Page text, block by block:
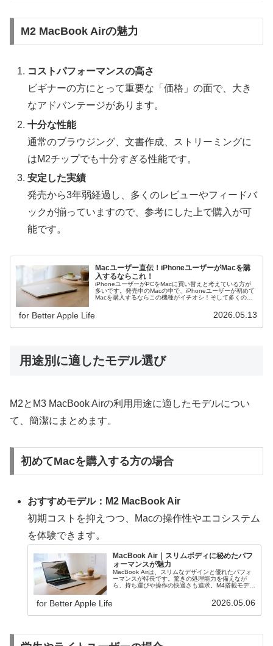
M2 MacBook Airの魅力
コストパフォーマンスの高さ
ビギナーの方にとって重要な「価格」の面で、大き
なアドバンテージがあります。
十分な性能
通常のブラウジング、文書作成、ストリーミングに
はM2チップでも十分すぎる性能です。
安定した実績
発売から3年弱経過し、多くのレビューやフィードバ
ックが揃っていますので、参考にした上で購入が可
能です。
Macユーザー直伝！iPhoneユーザーがMacを購
入するならこれ！
iPhoneユーザーがPCをMacに買い替えと考えている方が
多いです。発売中のMacの中で、iPhoneユーザーが初めて
Macを購入するならこの機種がイチオシ！そして多くの方
for Better Apple Life 2026.05.13
用途別に適したモデル選び
M2とM3 MacBook Airの利用用途に適したモデルについ
て、簡潔にまとめます。
初めてMacを購入する方の場合
おすすめモデル：M2 MacBook Air
初期コストを抑えつつ、Macの操作性やエコシステム
を体験できます。
MacBook Air｜スリムボディに秘めたパフ
ォーマンスが魅力
MacBook Airは、スリムなデザインと優れたパフォ
ーマンスが特長です。驚きの処理能力を備えなが
ら、持ち運びや操作の快適さも追求。M4搭載モデル
for Better Apple Life 2026.05.06